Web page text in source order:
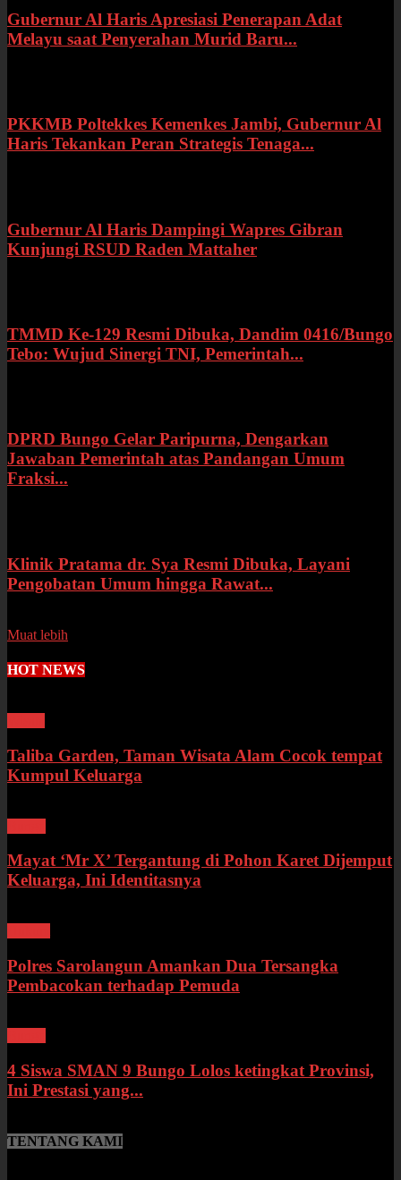
Gubernur Al Haris Apresiasi Penerapan Adat
Melayu saat Penyerahan Murid Baru...
PKKMB Poltekkes Kemenkes Jambi, Gubernur Al
Haris Tekankan Peran Strategis Tenaga...
Gubernur Al Haris Dampingi Wapres Gibran
Kunjungi RSUD Raden Mattaher
TMMD Ke-129 Resmi Dibuka, Dandim 0416/Bungo
Tebo: Wujud Sinergi TNI, Pemerintah...
DPRD Bungo Gelar Paripurna, Dengarkan
Jawaban Pemerintah atas Pandangan Umum
Fraksi...
Klinik Pratama dr. Sya Resmi Dibuka, Layani
Pengobatan Umum hingga Rawat...
Muat lebih
HOT NEWS
Taliba Garden, Taman Wisata Alam Cocok tempat
Kumpul Keluarga
Mayat ‘Mr X’ Tergantung di Pohon Karet Dijemput
Keluarga, Ini Identitasnya
Polres Sarolangun Amankan Dua Tersangka
Pembacokan terhadap Pemuda
4 Siswa SMAN 9 Bungo Lolos ketingkat Provinsi,
Ini Prestasi yang...
TENTANG KAMI